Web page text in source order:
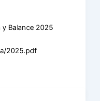
y Balance 2025
2025.pdf